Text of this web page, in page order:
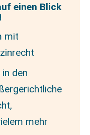
einen Blick
mit
den
mehr